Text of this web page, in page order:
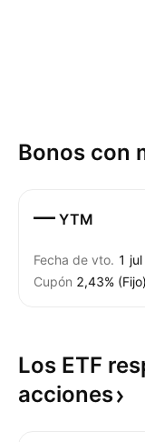
Bonos con
— YTM
Fecha de vto. 1
Cupón 2,43% (Fijo)
Los ETF
acciones